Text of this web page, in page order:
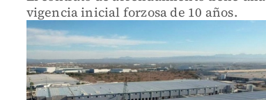
vigencia inicial forzosa de 10 años.